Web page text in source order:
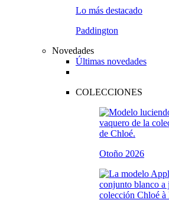
Lo más destacado
Paddington
Novedades
Últimas novedades
COLECCIONES
Otoño 2026